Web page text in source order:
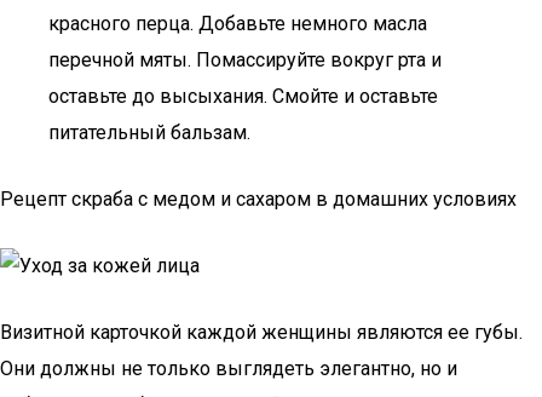
красного перца. Добавьте немного масла
перечной мяты. Помассируйте вокруг рта и
оставьте до высыхания. Смойте и оставьте
питательный бальзам.
Рецепт скраба с медом и сахаром в домашних условиях
Визитной карточкой каждой женщины являются ее губы.
Они должны не только выглядеть элегантно, но и